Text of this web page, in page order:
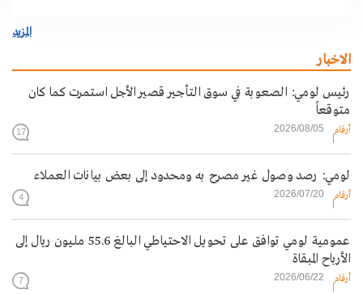
المزيد
الاخبار
رئيس لومي: الصعوبة في سوق التأجير قصير الأجل استمرت كما كان
متوقعاً
أرقام 2026/08/05
17
لومي: رصد وصول غير مصرح به ومحدود إلى بعض بيانات العملاء
أرقام 2026/07/20
4
عمومية لومي توافق على تحويل الاحتياطي البالغ 55.6 مليون ريال إلى
الأرباح المبقاة
أرقام 2026/06/22
7